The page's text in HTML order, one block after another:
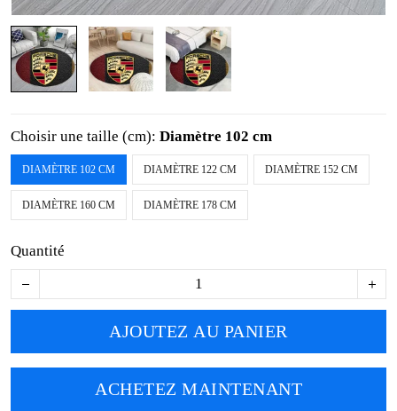
Choisir une taille (cm): Diamètre 102 cm
DIAMÈTRE 102 CM DIAMÈTRE 122 CM DIAMÈTRE 152 CM
DIAMÈTRE 160 CM DIAMÈTRE 178 CM
Quantité
AJOUTEZ AU PANIER
ACHETEZ MAINTENANT